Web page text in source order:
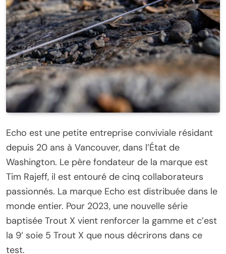
Echo est une petite entreprise conviviale résidant
depuis 20 ans à Vancouver, dans l’État de
Washington. Le père fondateur de la marque est
Tim Rajeff, il est entouré de cinq collaborateurs
passionnés. La marque Echo est distribuée dans le
monde entier. Pour 2023, une nouvelle série
baptisée Trout X vient renforcer la gamme et c’est
la 9‘ soie 5 Trout X que nous décrirons dans ce
test.